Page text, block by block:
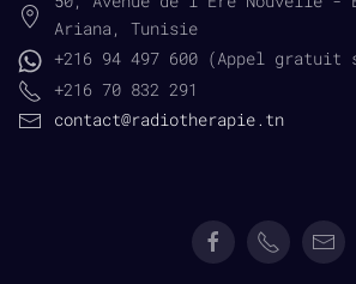
Ariana, Tunisie
+216 94 497 600 (Appel gratuit
+216 70 832 291
contact@radiotherapie.tn